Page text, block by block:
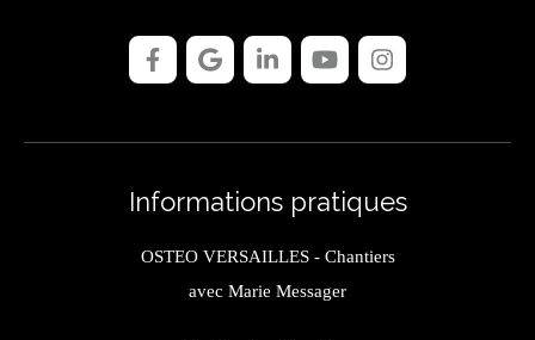
Informations pratiques
OSTEO VERSAILLES - Chantiers
avec Marie Messager